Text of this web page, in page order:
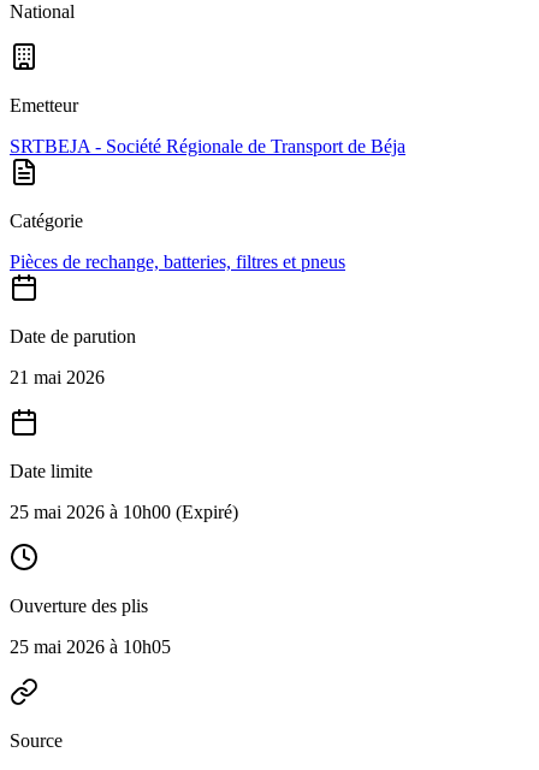
National
Emetteur
SRTBEJA - Société Régionale de Transport de Béja
Catégorie
Pièces de rechange, batteries, filtres et pneus
Date de parution
21 mai 2026
Date limite
25 mai 2026 à 10h00 (Expiré)
Ouverture des plis
25 mai 2026 à 10h05
Source